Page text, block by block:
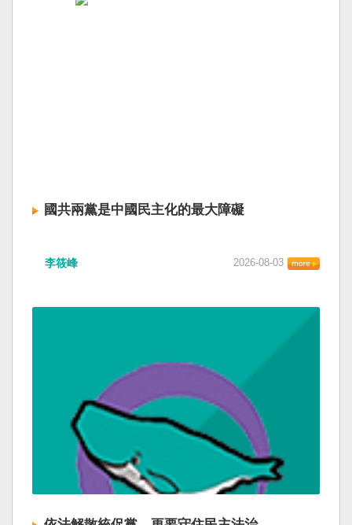
國共兩黨是中國民主化的最大障礙
李筱峰 2026-08-03